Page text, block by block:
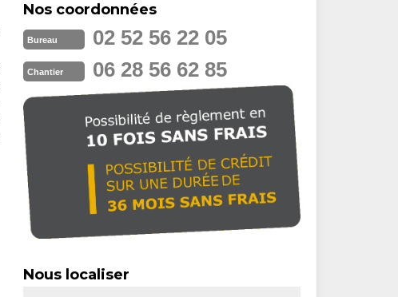
Nos coordonnées
Bureau 02 52 56 22 05
Chantier 06 28 56 62 85
Nous localiser